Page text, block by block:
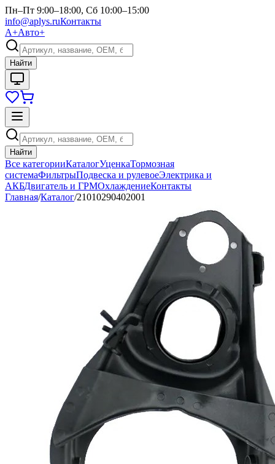
Пн–Пт 9:00–18:00, Сб 10:00–15:00
info@aplys.ruКонтакты
А+Авто+
Найти
Найти
Все категорииКаталогУценкаТормозная
системаФильтрыПодвеска и рулевоеЭлектрика и
АКБДвигатель и ГРМОхлаждениеКонтакты
Главная/Каталог/21010290402001